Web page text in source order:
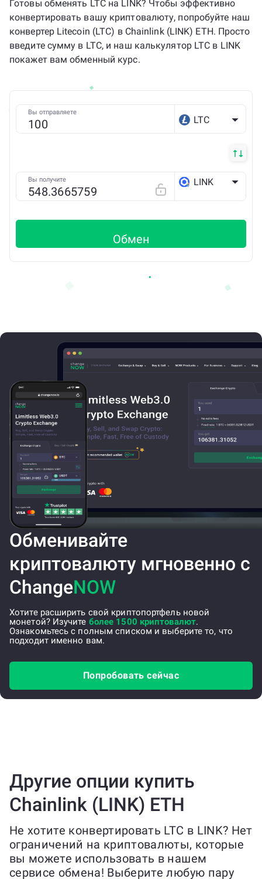
Готовы обменять LTC на LINK? Чтобы эффективно
конвертировать вашу криптовалюту, попробуйте наш
конвертер Litecoin (LTC) в Chainlink (LINK) ETH. Просто
введите сумму в LTC, и наш калькулятор LTC в LINK
покажет вам обменный курс.
Вы отправляете
LTC
Вы получите LINK
Обмен
Обменивайте
криптовалюту мгновенно с
ChangeNOW
Хотите расширить свой криптопортфель новой
монетой? Изучите более 1500 криптовалют.
Ознакомьтесь с полным списком и выберите то, что
подходит именно вам.
Попробовать сейчас
Другие опции купить
Chainlink (LINK) ETH
Не хотите конвертировать LTC в LINK? Нет
ограничений на криптовалюты, которые
вы можете использовать в нашем
сервисе обмена! Выберите любую пару